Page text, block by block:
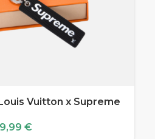
Vuitton x Supreme
€